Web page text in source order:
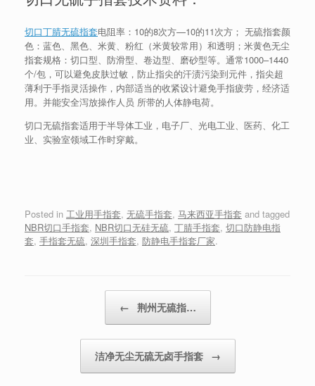
切口丁腈无硫指套电阻率：10的8次方—10的11次方； 无硫指套颜
色：蓝色、黑色、米黄、粉红（米黄较常用）和透明；米黄色无尘
指套规格：切口型、防滑型、卷边型、磨砂型等。通常1000–1440
个/包，可以避免皮肤过敏，防止指尖的汗渍污染到元件，指尖超
薄利于手指灵活操作，内部适当的收紧设计避免手指疲劳，经济适
用。并能安全泻放操作人员 所带的人体静电荷。
切口无硫指套适用于半导体工业，电子厂、光电工业、医药、化工
业、实验室领域工作时穿戴。
Posted in 工业用手指套, 无硫手指套, 马来西亚手指套 and tagged
NBR切口手指套, NBR切口无硅无硫, 丁腈手指套, 切口防静电指
套, 手指套无硫, 深圳手指套, 防静电手指套厂家.
← 荆州无硫指…
洁净无尘无硫无卤手指套 →